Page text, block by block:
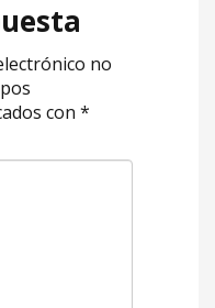
no
con *